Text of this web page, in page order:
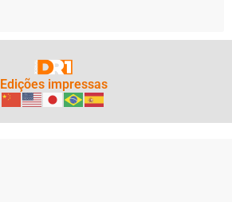
Edições impressas